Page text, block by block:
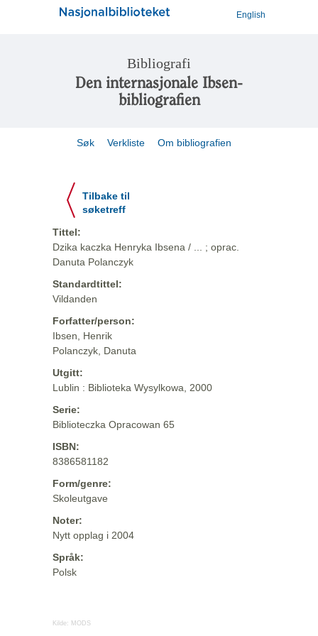
English
Bibliografi
Den internasjonale Ibsen-
bibliografien
Søk Verkliste Om bibliografien
Tilbake til
søketreff
Tittel:
Dzika kaczka Henryka Ibsena / ... ; oprac.
Danuta Polanczyk
Standardtittel:
Vildanden
Forfatter/person:
Ibsen, Henrik
Polanczyk, Danuta
Utgitt:
Lublin : Biblioteka Wysylkowa, 2000
Serie:
Biblioteczka Opracowan 65
ISBN:
8386581182
Form/genre:
Skoleutgave
Noter:
Nytt opplag i 2004
Språk:
Polsk
Kilde: MODS